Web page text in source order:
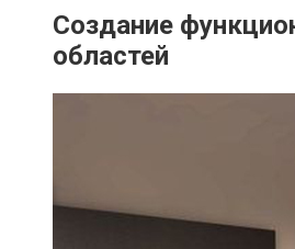
Создание
областей